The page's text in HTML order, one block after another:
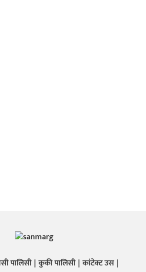
पालिसी कुकी पालिसी कांटेक्ट उस